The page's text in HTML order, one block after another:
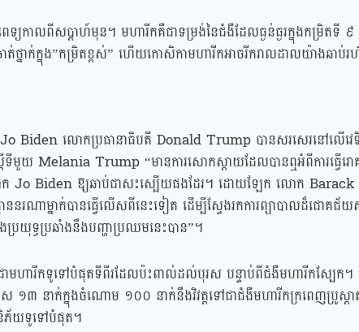
ពេទ្យកាលពីសប្តាហ៍មុន។ មហារីកគឺជាទម្រង់នៃជំងឺដែលធ្ងន់ធ្ងរក្នុងកម្រិ
ត់ថ្នាក់ក្នុង”កម្រិតខ្ពស់” ហើយកោសិកាមហារីកអាចរីករាលដាលយ៉ាងឆា
Biden លោកប្រធានាធិបតី Donald Trump បានសរសេរនៅលើវេទិក
Melania Trump “មានការសោកស្ដាយដែលបានឮអំពីការធ្វើរោគវិនិ
ក Jo Biden ឱ្យឆាប់ជាសះស្បើយផងដែរ។ ដោយឡែក លោក
ណាម្នាក់បានធ្វើលើសពីនេះទៀត ដើម្បីស្វែងរកការព្យាបាលដ៏ជោគជ័
រយុទ្ធប្រឆាំងនឹងបញ្ហាប្រឈមនេះបាន”។
មហារីកទូទៅបំផុតទីពីរដែលប៉ះពាល់ដល់បុរស បន្ទាប់ពីជំងឺមហារីកស្បែក
ស ១៣ នាក់ក្នុងចំណោម ១០០ នាក់នឹងវិវត្តទៅជាជំងឺមហារីកក្រពេញប្រូ
ភ័យទូទៅបំផុត។